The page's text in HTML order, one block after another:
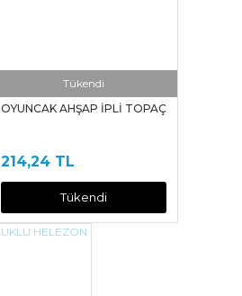
Tükendi
OYUNCAK AHŞAP İPLİ TOPAÇ
214,24 TL
Tükendi